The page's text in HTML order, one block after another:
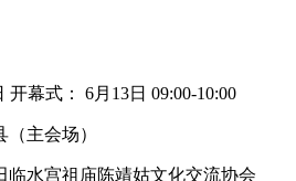
幕式： 6月13日 09:00-10:00
主会场）
水宫祖庙陈靖姑文化交流协会